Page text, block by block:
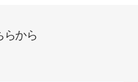
らから